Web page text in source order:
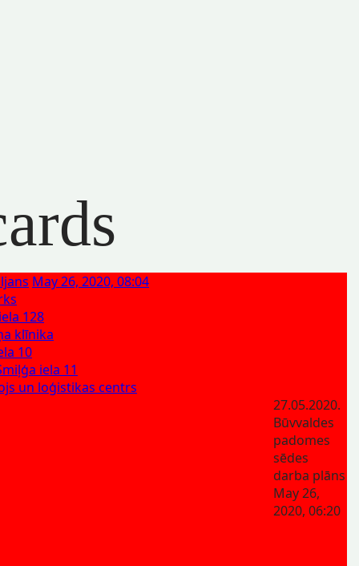
May 26, 2020, 08:04
128
klīnika
10
iela 11
un loģistikas centrs
27.05.2020.
Būvvaldes
padomes
sēdes
darba plāns
May 26,
2020, 06:20